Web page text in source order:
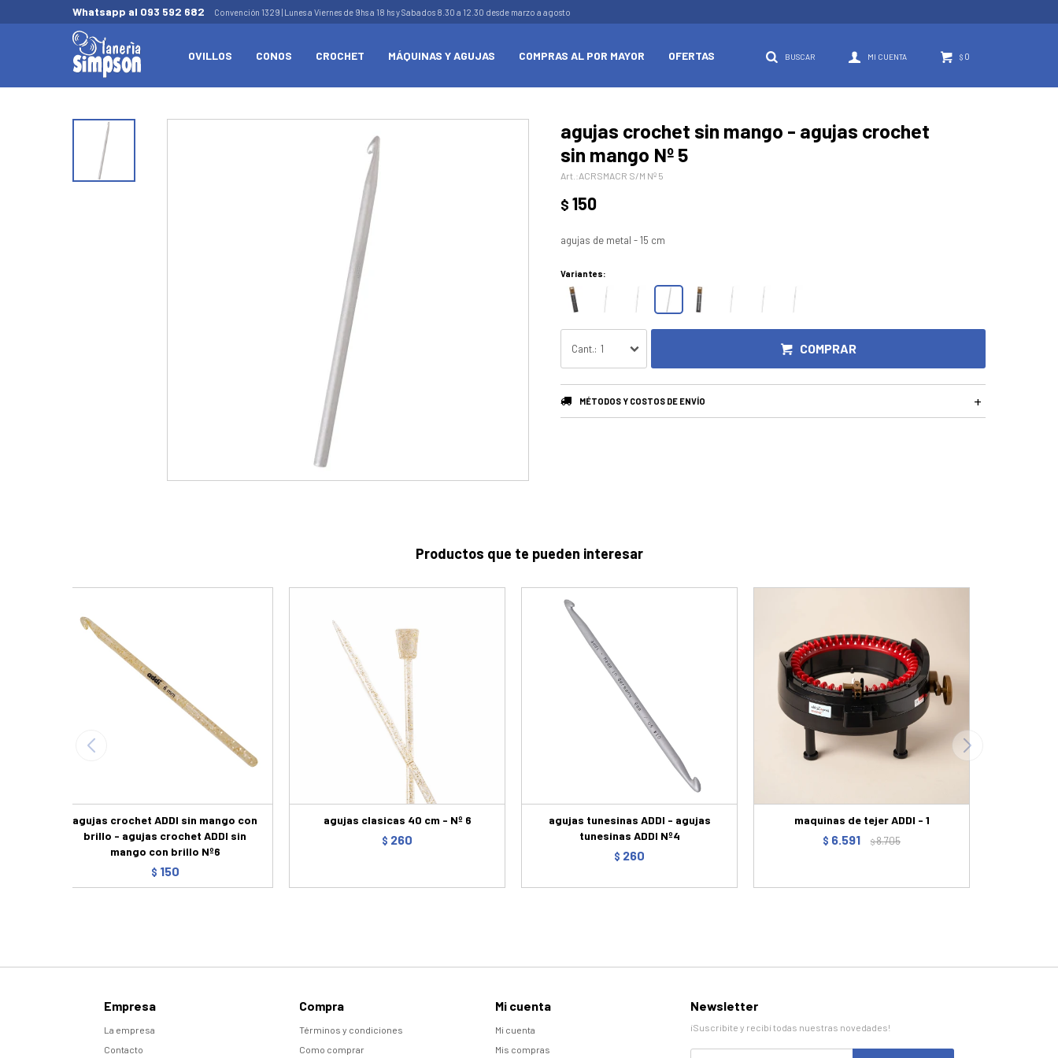
OVILLOS CONOS CROCHET MÁQUINAS Y AGUJAS COMPRAS AL POR MAYOR OFERTAS $ 0
Whatsapp al 093 592 682 Convención 1329 | Lunes a Viernes de 9hs a 18 hs y Sabados 8.30 a 12.30 desde marzo a agosto
agujas crochet sin mango - agujas crochet
sin mango Nº 5
ACRSMACR S/M Nº 5
$ 150
agujas de metal - 15 cm
Variantes:
1 COMPRAR
MÉTODOS Y COSTOS DE ENVÍO
Productos que te pueden interesar
agujas crochet ADDI sin mango con
brillo - agujas crochet ADDI sin
mango con brillo Nº6
$ 150
agujas clasicas 40 cm - Nº 6
$ 260
agujas tunesinas ADDI - agujas
tunesinas ADDI Nº4
$ 260
maquinas de tejer ADDI - 1
$ 6.591 $8.705
Empresa
La empresa
Contacto
Compra
Términos y condiciones
Como comprar
Mi cuenta
Mi cuenta
Mis compras
Newsletter
¡Suscribite y recibí todas nuestras novedades!